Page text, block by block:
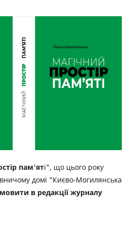
пам'яті", що цього року
домі "Києво-Могилянська
в редакції журналу